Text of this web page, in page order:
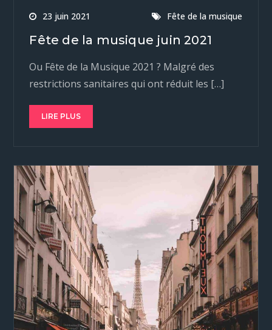
23 juin 2021 Fête de la musique
Fête de la musique juin 2021
Ou Fête de la Musique 2021 ? Malgré des
restrictions sanitaires qui ont réduit les […]
LIRE PLUS